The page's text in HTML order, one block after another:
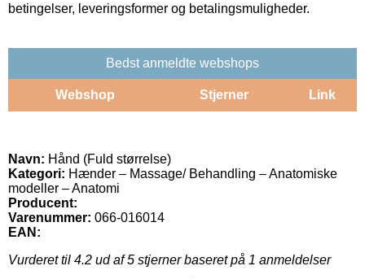
betingelser, leveringsformer og betalingsmuligheder.
Bedst anmeldte webshops
Webshop Stjerner Link
Navn: Hånd (Fuld størrelse)
Kategori: Hænder – Massage/ Behandling – Anatomiske
modeller – Anatomi
Producent:
Varenummer: 066-016014
EAN:
Vurderet til 4.2 ud af 5 stjerner baseret på 1 anmeldelser